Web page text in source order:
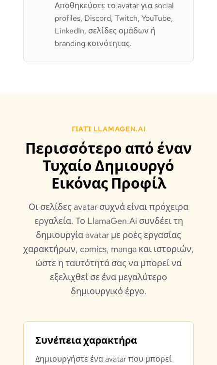
Αποθηκεύστε το avatar για social
profiles, Discord, Twitch, YouTube,
LinkedIn, σελίδες ομάδων ή
branding κοινότητας.
ΓΙΑΤΊ LLAMAGEN.AI
Περισσότερο από έναν
Τυχαίο Δημιουργό
Εικόνας Προφίλ
Οι σελίδες avatar συχνά είναι πρόχειρα
εργαλεία. Το LlamaGen.Ai συνδέει τη
δημιουργία avatar με ροές εργασίας
χαρακτήρων, comics, manga και ιστοριών,
ώστε η ταυτότητά σας να μπορεί να
εξελιχθεί σε ένα μεγαλύτερο
δημιουργικό έργο.
Συνέπεια χαρακτήρα
Δημιουργήστε ένα avatar που μπορεί